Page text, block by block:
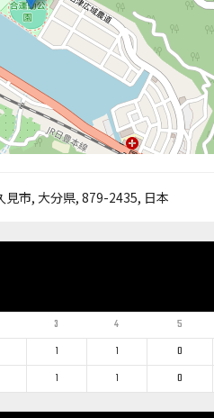
見市, 大分県, 879-2435, 日本
3 4 5
1 1 0
1 1 0